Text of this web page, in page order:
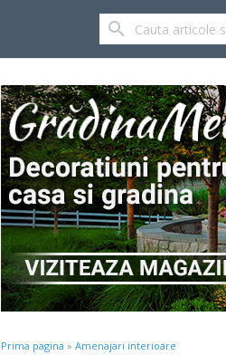
Prima pagina » Amenajari interioare